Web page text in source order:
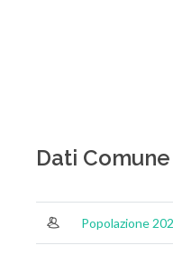
Dati Comune
Popolazione